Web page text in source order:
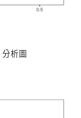
分析圖